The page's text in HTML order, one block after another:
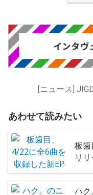
あわせて読みたい
板
リ
ハク